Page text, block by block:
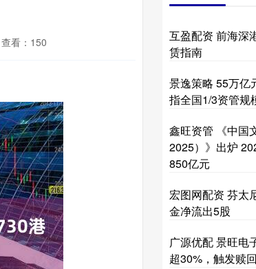
查看：150
互盈配资 前海深
赁指南
景逸策略 55万亿
指全国1/3资管规
鑫旺资管 《中国
2025）》出炉
850亿元
宏图网配资 芬太
金净流出5股
广源优配 景旺电
超30%，触发赎